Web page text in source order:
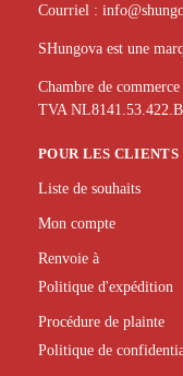
Courriel :
SHungova est une
Chambre de
TVA
POUR LES CLIENTS
Liste de souhaits
Mon compte
Renvoie à
Politique d'expédition
Procédure de plainte
Politique de